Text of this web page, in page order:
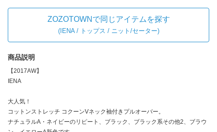
ZOZOTOWNで同じアイテムを探す
(IENA / トップス / ニット/セーター)
商品説明
【2017AW】
IENA
大人気！
コットンストレッチ コクーンVネック袖付きプルオーバー。
ナチュラルA・ネイビーのリピート、ブラック、ブラック系その他2、ブラウ